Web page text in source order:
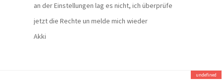
an der Einstellungen lag es nicht, ich überprüfe
jetzt die Rechte un melde mich wieder
Akki
undefined